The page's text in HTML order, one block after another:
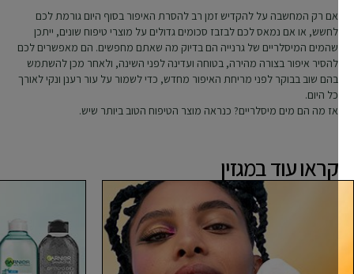
אם רק המחשבה על להקדיש זמן רב להסרת האיפור בסוף היום גורמת לכם
לחשש, או אם נמאס לכם לבזבז סכומים גדולים על מוצרי טיפוח שונים, ייתכן
שהמים המיסלריים של גרנייה הם בדיוק מה שאתם מחפשים. הם מאפשרים לכם
להסיר איפור בצורה מהירה, בטוחה ועדינה לפני השינה, ולאחר מכן להשתמש
בהם שוב בבוקר לפני מריחת האיפור מחדש, כדי לשמור על עור רענן ונקי לאורך
כל היום.
אז מה הם מים מיסלריים? כנראה מוצר הטיפוח הטוב ביותר שיש.
קראו עוד במגזין